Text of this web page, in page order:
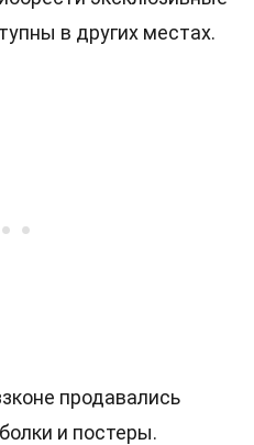
в других местах.
продавались
и постеры.